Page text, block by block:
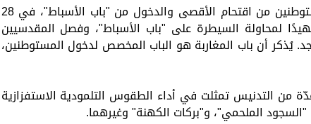
ففي تطور خطير، مكنت شرطة الاحتلال المستوطنين من اقتحام الأقصى والدخول من "باب الأسباط"، في 28
لمحاولة السيطرة على "باب الأسباط"، وفصل المقدسيين
أن باب المغاربة هو الباب المخصص لدخول المستوطنين،
التدنيس تمثلت في أداء الطقوس التلمودية الاستفزازية
الملحمي"، و"بركات الكهنة" وغيرهما.